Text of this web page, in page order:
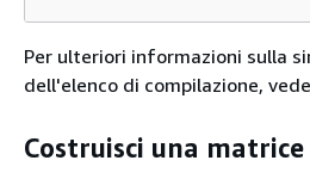
Per ulteriori informazioni sulla
dell'elenco di compilazione,
Costruisci una matrice